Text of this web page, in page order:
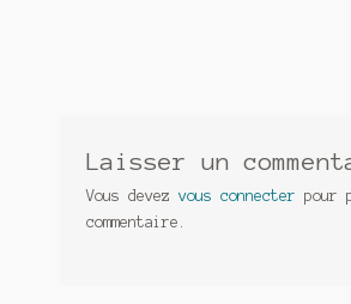
Laisser un
Vous devez vous connecter pour
commentaire.